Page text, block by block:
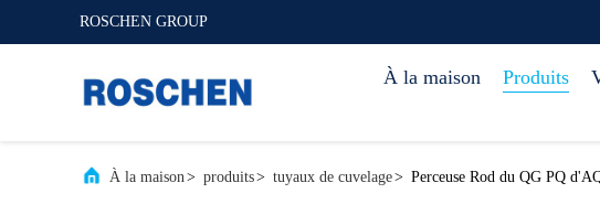
ROSCHEN GROUP
À la maison Produits
À la maison> produits> tuyaux de cuvelage> Perceuse Rod du QG PQ